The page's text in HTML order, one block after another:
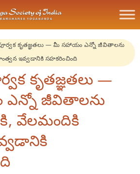
కృతజ్ఞతలు — మీ సహాయం ఎన్నో జీవితాలను
ఇవ్వడానికి సహకరించింది
కృతజ్ఞతలు —
జీవితాలను
వేలమందికి